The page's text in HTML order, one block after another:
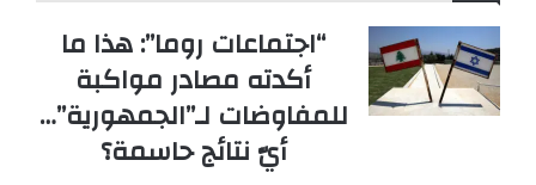
“اجتماعات روما”: هذا ما
أكدته مصادر مواكبة
للمفاوضات لـ”الجمهورية”…
أيّ نتائج حاسمة؟